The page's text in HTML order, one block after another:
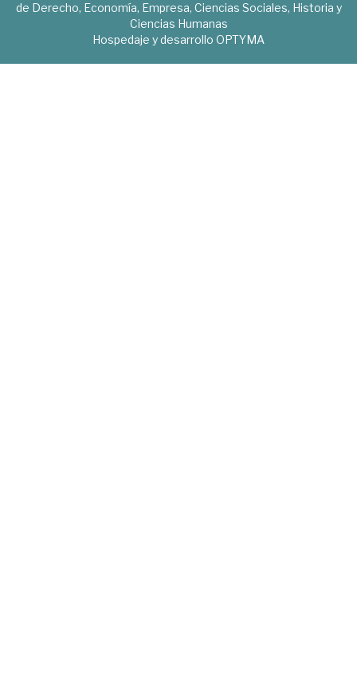
de Derecho, Economía, Empresa, Ciencias Sociales, Historia y
Ciencias Humanas
Hospedaje y desarrollo OPTYMA